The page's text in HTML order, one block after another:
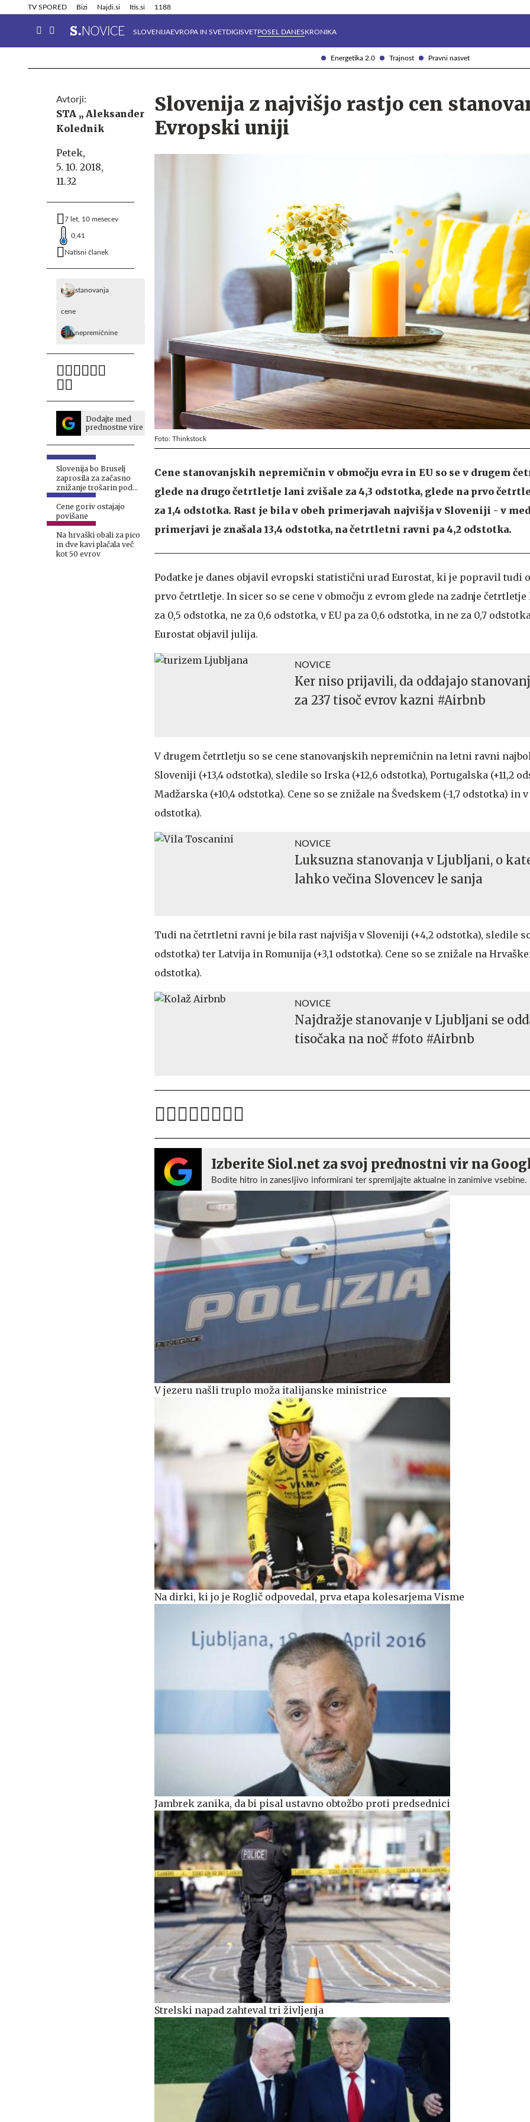
Energetika 2.0 Trajnost Pravni nasvet
TV SPORED Bizi Najdi.si Itis.si 1188
SLOVENIJAEVROPA IN SVETDIGISVETPOSEL DANESKRONIKA
Info in obvestila Tehnik
Avtorji:
STA ,, Aleksander
Kolednik
Petek,
5. 10. 2018,
11.32
7 let, 10 mesecev
0,41
Natisni članek
stanovanja
cene
nepremičnine
Dodajte med
prednostne vire
Slovenija bo Bruselj
zaprosila za začasno
znižanje trošarin pod
evropski minimum
Cene goriv ostajajo
povišane
Na hrvaški obali za pico
in dve kavi plačala več
kot 50 evrov
Slovenija z najvišjo rastjo cen
Evropski uniji
Foto: Thinkstock
Cene stanovanjskih nepremičnin v območju evra in EU so se v drugem
glede na drugo četrtletje lani zvišale za 4,3 odstotka, glede na prvo
za 1,4 odstotka. Rast je bila v obeh primerjavah najvišja v Sloveniji - v
primerjavi je znašala 13,4 odstotka, na četrtletni ravni pa 4,2 odstotka.
Podatke je danes objavil evropski statistični urad Eurostat, ki je popravil tudi
prvo četrtletje. In sicer so se cene v območju z evrom glede na zadnje
za 0,5 odstotka, ne za 0,6 odstotka, v EU pa za 0,6 odstotka, in ne za 0,7
Eurostat objavil julija.
NOVICE
Ker niso prijavili, da oddajajo
za 237 tisoč evrov kazni #Airbnb
V drugem četrtletju so se cene stanovanjskih nepremičnin na letni ravni
Sloveniji (+13,4 odstotka), sledile so Irska (+12,6 odstotka), Portugalska (+11,2
Madžarska (+10,4 odstotka). Cene so se znižale na Švedskem (-1,7 odstotka) in
odstotka).
NOVICE
Luksuzna stanovanja v Ljubljani, o
lahko večina Slovencev le sanja
Tudi na četrtletni ravni je bila rast najvišja v Sloveniji (+4,2 odstotka), sledile
odstotka) ter Latvija in Romunija (+3,1 odstotka). Cene so se znižale na
odstotka).
NOVICE
Najdražje stanovanje v Ljubljani se
tisočaka na noč #foto #Airbnb
Izberite Siol.net za svoj prednostni vir na
Bodite hitro in zanesljivo informirani ter spremljajte aktualne in zanimive vsebine.
V jezeru našli truplo moža italijanske ministrice
Na dirki, ki jo je Roglič odpovedal, prva etapa kolesarjema Visme
Jambrek zanika, da bi pisal ustavno obtožbo proti predsednici
Strelski napad zahteval tri življenja